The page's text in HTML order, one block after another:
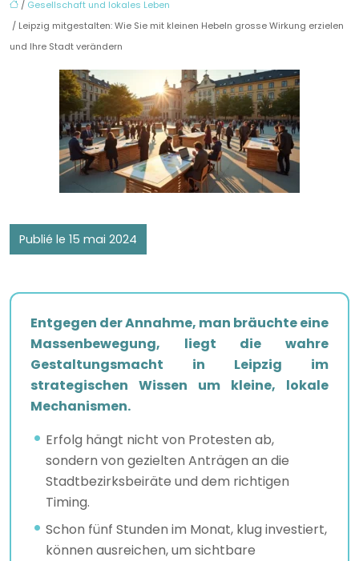
/ Gesellschaft und lokales Leben
/ Leipzig mitgestalten: Wie Sie mit kleinen Hebeln grosse Wirkung erzielen
und Ihre Stadt verändern
Publié le 15 mai 2024
Entgegen der Annahme, man bräuchte eine
Massenbewegung, liegt die wahre
Gestaltungsmacht in Leipzig im
strategischen Wissen um kleine, lokale
Mechanismen.
Erfolg hängt nicht von Protesten ab,
sondern von gezielten Anträgen an die
Stadtbezirksbeiräte und dem richtigen
Timing.
Schon fünf Stunden im Monat, klug investiert,
können ausreichen, um sichtbare